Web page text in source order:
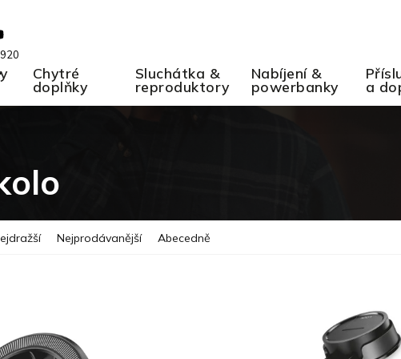
Chytré
doplňky
Sluchátka &
reproduktory
Nabíjení &
powerbanky a
Nejprodávanější Abecedně